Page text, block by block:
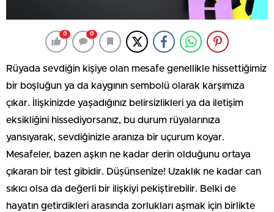
0 0
Rüyada sevdiğin kişiye olan mesafe genellikle hissettiğimiz
bir boşluğun ya da kaygının sembolü olarak karşımıza
çıkar. İlişkinizde yaşadığınız belirsizlikleri ya da iletişim
eksikliğini hissediyorsanız, bu durum rüyalarınıza
yansıyarak, sevdiğinizle aranıza bir uçurum koyar.
Mesafeler, bazen aşkın ne kadar derin olduğunu ortaya
çıkaran bir test gibidir. Düşünsenize! Uzaklık ne kadar can
sıkıcı olsa da değerli bir ilişkiyi pekiştirebilir. Belki de
hayatın getirdikleri arasında zorlukları aşmak için birlikte